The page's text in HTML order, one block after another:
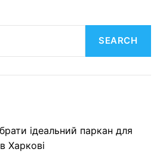
SEARCH
ідеальний паркан для
Харкові